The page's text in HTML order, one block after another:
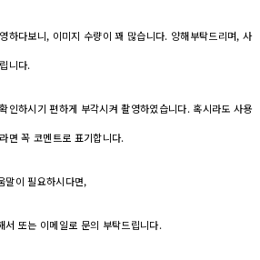
하다보니, 이미지 수량이 꽤 많습니다. 양해부탁드리며, 사
니다.
인하시기 편하게 부각시켜 촬영하였습니다. 혹시라도 사용
면 꼭 코멘트로 표기합니다.
말이 필요하시다면,
서 또는 이메일로 문의 부탁드립니다.